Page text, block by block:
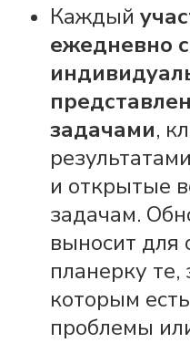
Каждый
ежедневно
задачами,
и открытые
задачам.
выносит для
планерку те,
которым
проблемы